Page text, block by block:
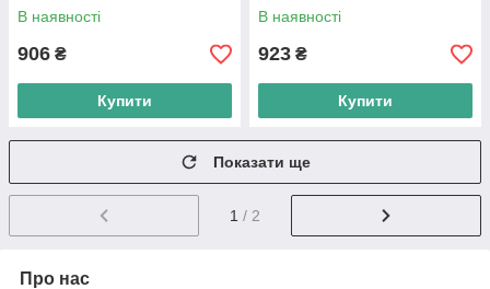
В наявності
906 ₴
Купити
В наявності
923 ₴
Купити
Показати ще
1 / 2
Про нас